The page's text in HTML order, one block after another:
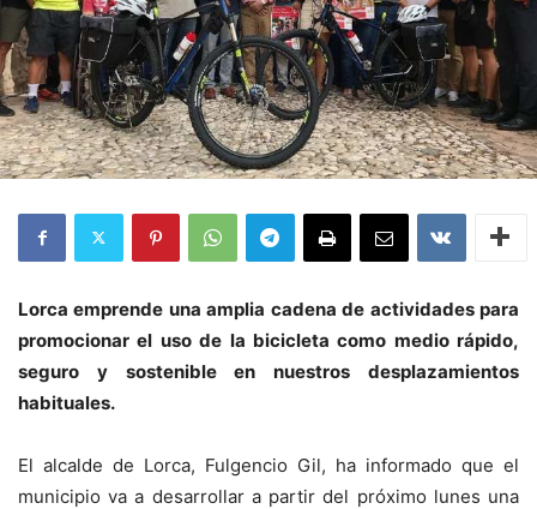
Lorca emprende una amplia cadena de actividades para
promocionar el uso de la bicicleta como medio rápido,
seguro y sostenible en nuestros desplazamientos
habituales.
El alcalde de Lorca, Fulgencio Gil, ha informado que el
municipio va a desarrollar a partir del próximo lunes una